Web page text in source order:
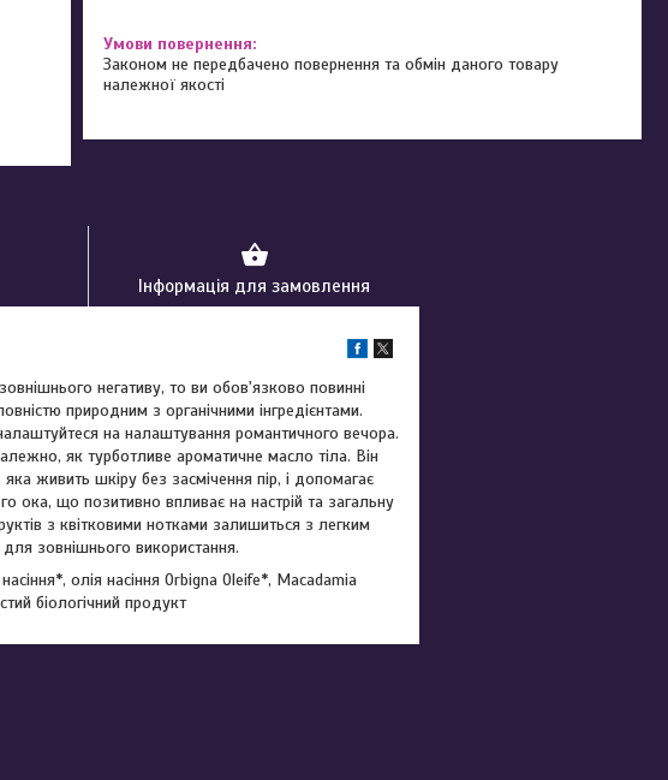
Законом не передбачено повернення та обмін даного товару
належної якості
Інформація для замовлення
негативу, то ви обов'язково повинні
природним з органічними інгредієнтами.
на налаштування романтичного вечора.
як турботливе ароматичне масло тіла. Він
живить шкіру без засмічення пір, і допомагає
ока, що позитивно впливає на настрій та загальну
з квітковими нотками залишиться з легким
зовнішнього використання.
олія насіння Orbigna Oleife*, Macadamia
біологічний продукт